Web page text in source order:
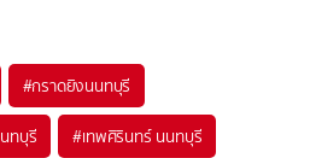
#กราดยิงนนทบุรี
ทบุรี #เทพศิรินทร์ นนทบุรี